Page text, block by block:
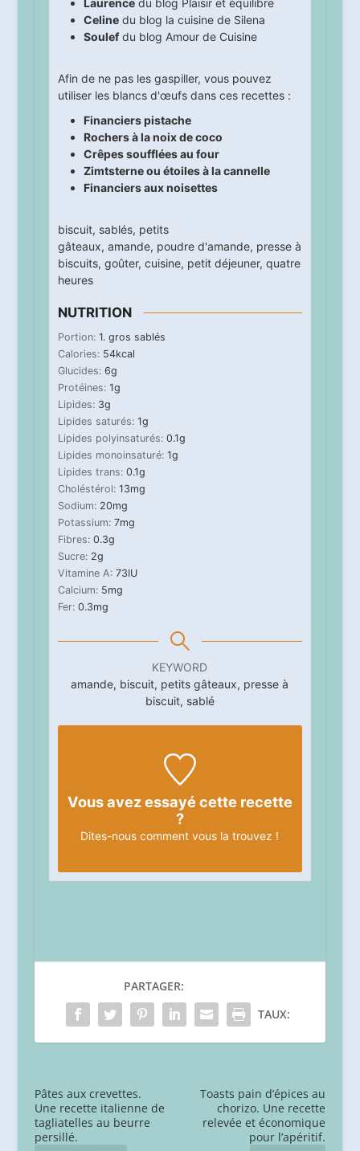
Laurencedu blog Plaisir et équilibre
Celinedu blog la cuisine de Silena
Soulefdu blog Amour de Cuisine
Afin de ne pas les gaspiller, vous pouvez
utiliser les blancs d'œufs dans ces recettes :
Financiers pistache
Rochers à la noix de coco
Crêpes soufflées au four
Zimtsterne ou étoiles à la cannelle
Financiers aux noisettes
biscuit, sablés, petits
gâteaux, amande, poudre d'amande, presse à
biscuits, goûter, cuisine, petit déjeuner, quatre
heures
NUTRITION
Portion: 1. gros sablés
Calories: 54kcal
Glucides: 6g
Protéines: 1g
Lipides: 3g
Lipides saturés: 1g
Lipides polyinsaturés: 0.1g
Lipides monoinsaturé: 1g
Lipides trans: 0.1g
Choléstérol: 13mg
Sodium: 20mg
Potassium: 7mg
Fibres: 0.3g
Sucre: 2g
Vitamine A: 73IU
Calcium: 5mg
Fer: 0.3mg
KEYWORD
amande, biscuit, petits gâteaux, presse à
biscuit, sablé
Vous avez essayé cette recette
?
Dites-nous comment vous la trouvez !
PARTAGER:
TAUX:
Pâtes aux crevettes.
Une recette italienne de
tagliatelles au beurre
persillé.
Toasts pain d’épices au
chorizo. Une recette
relevée et économique
pour l’apéritif.